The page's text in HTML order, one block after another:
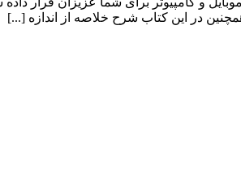
در این کتاب شرح خلاصه از اندازه [...]